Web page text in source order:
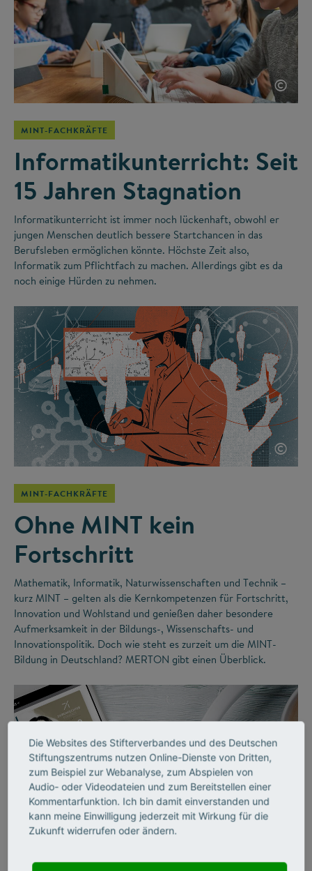
©
MINT-FACHKRÄFTE
Informatikunterricht: Seit
15 Jahren Stagnation
Informatikunterricht ist immer noch lückenhaft, obwohl er
jungen Menschen deutlich bessere Startchancen in das
Berufsleben ermöglichen könnte. Höchste Zeit also,
Informatik zum Pflichtfach zu machen. Allerdings gibt es da
noch einige Hürden zu nehmen.
©
MINT-FACHKRÄFTE
Ohne MINT kein
Fortschritt
Mathematik, Informatik, Naturwissenschaften und Technik –
kurz MINT – gelten als die Kernkompetenzen für Fortschritt,
Innovation und Wohlstand und genießen daher besondere
Aufmerksamkeit in der Bildungs-, Wissenschafts- und
Innovationspolitik. Doch wie steht es zurzeit um die MINT-
Bildung in Deutschland? MERTON gibt einen Überblick.
Die Websites des Stifterverbandes und des Deutschen
Stiftungszentrums nutzen Online-Dienste von Dritten,
zum Beispiel zur Webanalyse, zum Abspielen von
Audio- oder Videodateien und zum Bereitstellen einer
Kommentarfunktion. Ich bin damit einverstanden und
kann meine Einwilligung jederzeit mit Wirkung für die
Zukunft widerrufen oder ändern.